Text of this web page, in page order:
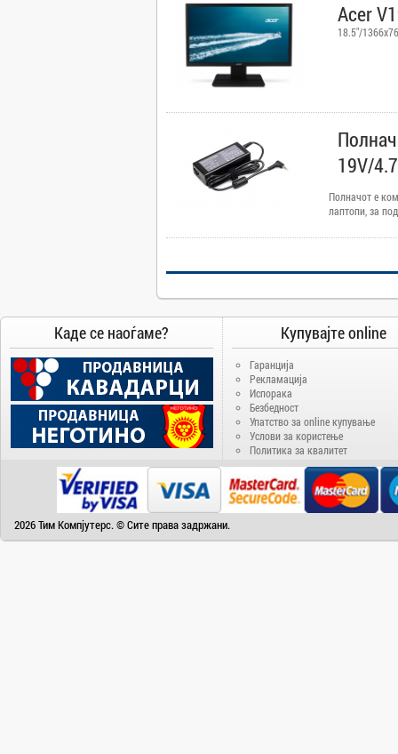
Delux
Denver
Disney
Doogee
DVB-T2
Electra
Acer
18.5"/
19V/
Полначот е
лаптопи, за
Каде се наоѓаме? Купувајте online
Гаранција
Рекламација
Испорака
Безбедност
Упатство за online купување
Услови за користење
Политика за квалитет
2026 Тим Компјутерс. © Сите права задржани.